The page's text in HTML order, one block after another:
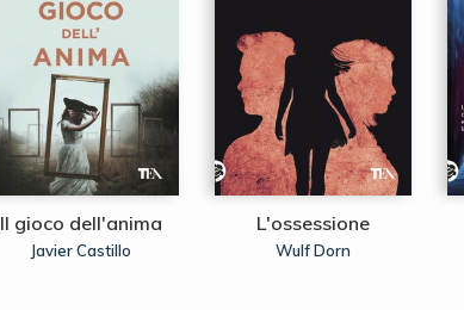
Il gioco dell'anima
Javier Castillo
L'ossessione
Wulf Dorn